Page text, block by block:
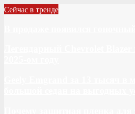
Сейчас в тренде